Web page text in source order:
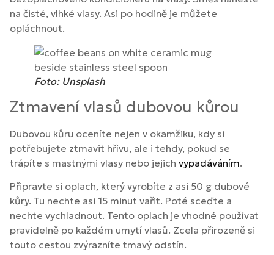
na čisté, vlhké vlasy. Asi po hodině je můžete
opláchnout.
Foto: Unsplash
Ztmavení vlasů dubovou kůrou
Dubovou kůru oceníte nejen v okamžiku, kdy si
potřebujete ztmavit hřívu, ale i tehdy, pokud se
trápíte s mastnými vlasy nebo jejich vypadáváním.
Připravte si oplach, který vyrobíte z asi 50 g dubové
kůry. Tu nechte asi 15 minut vařit. Poté sceďte a
nechte vychladnout. Tento oplach je vhodné používat
pravidelně po každém umytí vlasů. Zcela přirozeně si
touto cestou zvýrazníte tmavý odstín.